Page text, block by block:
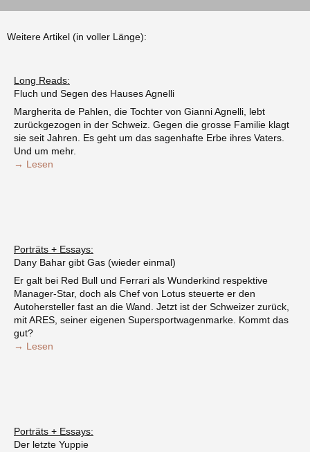
Weitere Artikel (in voller Länge):
Long Reads:
Fluch und Segen des Hauses Agnelli
Margherita de Pahlen, die Tochter von Gianni Agnelli, lebt
zurückgezogen in der Schweiz. Gegen die grosse Familie klagt
sie seit Jahren. Es geht um das sagenhafte Erbe ihres Vaters.
Und um mehr.
→ Lesen
Porträts + Essays:
Dany Bahar gibt Gas (wieder einmal)
Er galt bei Red Bull und Ferrari als Wunderkind respektive
Manager-Star, doch als Chef von Lotus steuerte er den
Autohersteller fast an die Wand. Jetzt ist der Schweizer zurück,
mit ARES, seiner eigenen Supersportwagenmarke. Kommt das
gut?
→ Lesen
Porträts + Essays:
Der letzte Yuppie